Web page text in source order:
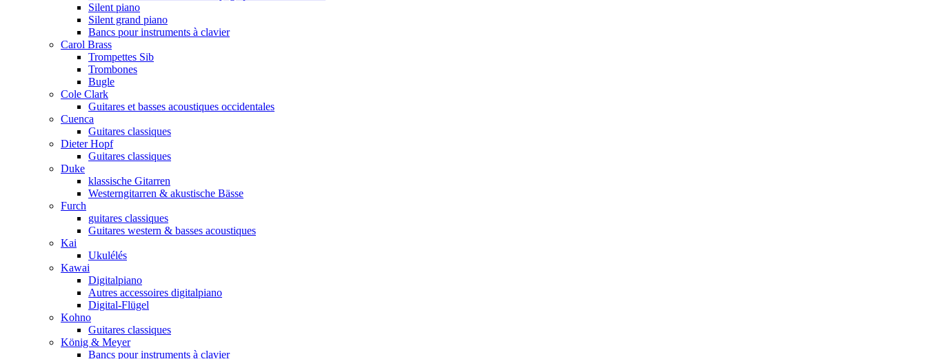
Silent piano
Silent grand piano
Bancs pour instruments à clavier
Carol Brass
Trompettes Sib
Trombones
Bugle
Cole Clark
Guitares et basses acoustiques occidentales
Cuenca
Guitares classiques
Dieter Hopf
Guitares classiques
Duke
klassische Gitarren
Westerngitarren & akustische Bässe
Furch
guitares classiques
Guitares western & basses acoustiques
Kai
Ukulélés
Kawai
Digitalpiano
Autres accessoires digitalpiano
Digital-Flügel
Kohno
Guitares classiques
König & Meyer
Bancs pour instruments à clavier